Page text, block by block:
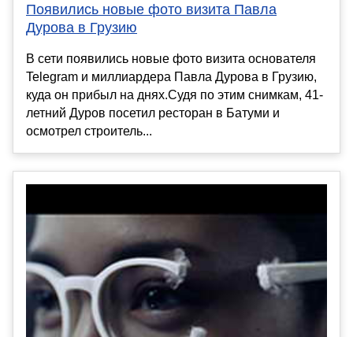
Появились новые фото визита Павла
Дурова в Грузию
В сети появились новые фото визита основателя
Telegram и миллиардера Павла Дурова в Грузию,
куда он прибыл на днях.Судя по этим снимкам, 41-
летний Дуров посетил ресторан в Батуми и
осмотрел строитель...